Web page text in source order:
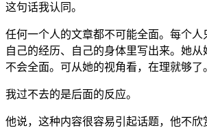
这句话我认同。
任何一个人的文章都不可能全面。每个人
自己的经历、自己的身体里写出来。她
不会全面。可从她的视角看，在理就够了
我过不去的是后面的反应。
他说，这种内容很容易引起话题，他不欣